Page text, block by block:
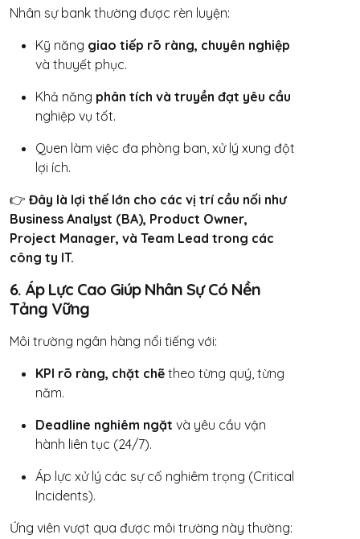
Nhân sự bank thường được rèn luyện:
Kỹ năng giao tiếp rõ ràng, chuyên nghiệp
và thuyết phục.
Khả năng phân tích và truyền đạt yêu cầu
nghiệp vụ tốt.
Quen làm việc đa phòng ban, xử lý xung đột
lợi ích.
👉 Đây là lợi thế lớn cho các vị trí cầu nối như
Business Analyst (BA), Product Owner,
Project Manager, và Team Lead trong các
công ty IT.
6. Áp Lực Cao Giúp Nhân Sự Có Nền
Tảng Vững
Môi trường ngân hàng nổi tiếng với:
KPI rõ ràng, chặt chẽ theo từng quý, từng
năm.
Deadline nghiêm ngặt và yêu cầu vận
hành liên tục (24/7).
Áp lực xử lý các sự cố nghiêm trọng (Critical
Incidents).
Ứng viên vượt qua được môi trường này thường: